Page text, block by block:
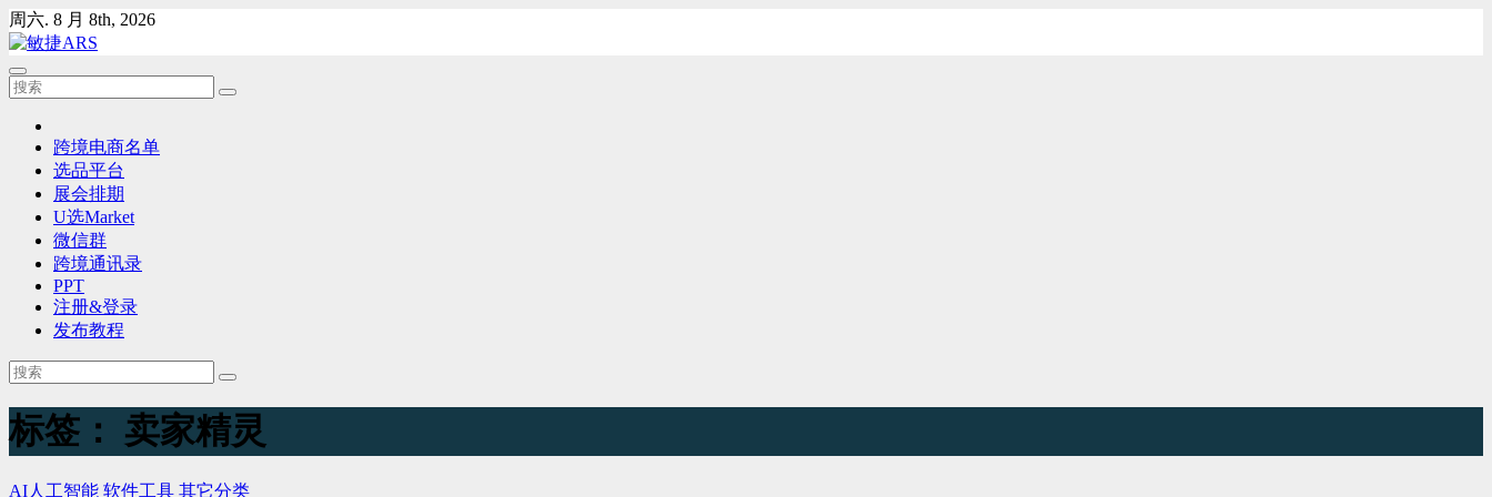
Skip
to
content
周六. 8 月 8th, 2026
跨境电商名单
选品平台
展会排期
U选Market
微信群
跨境通讯录
PPT
注册&登录
发布教程
标签： 卖家精灵
AI人工智能 软件工具 其它分类